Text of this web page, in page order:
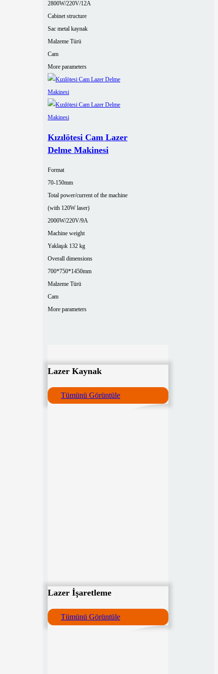
2800W/220V/12A
Cabinet structure
Sac metal kaynak
Malzeme Türü
Cam
More parameters
Kızılötesi Cam Lazer
Delme Makinesi
Format
70-150mm
Total power/current of the machine
(with 120W laser)
2000W/220V/9A
Machine weight
Yaklaşık 132 kg
Overall dimensions
700*750*1450mm
Malzeme Türü
Cam
More parameters
Lazer Kaynak
Tümünü Görüntüle
Lazer İşaretleme
Tümünü Görüntüle